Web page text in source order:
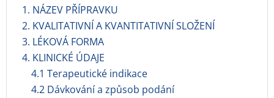
1. NÁZEV PŘÍPRAVKU
2. KVALITATIVNÍ A KVANTITATIVNÍ SLOŽENÍ
3. LÉKOVÁ FORMA
4. KLINICKÉ ÚDAJE
4.1 Terapeutické indikace
4.2 Dávkování a způsob podání